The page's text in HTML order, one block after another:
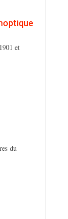
et
du